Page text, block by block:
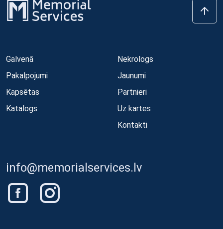
Galvenā
Pakalpojumi
Kapsētas
Katalogs
Nekrologs
Jaunumi
Partnieri
Uz kartes
Kontakti
info@memorialservices.lv